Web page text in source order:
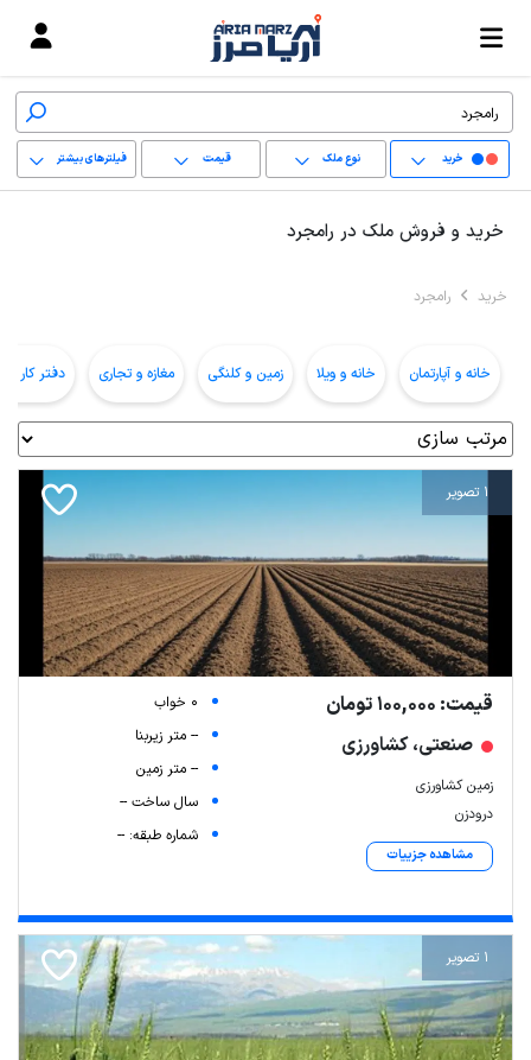
خرید نوع ملک قیمت فیلترهای بیشتر
خرید و فروش ملک در رامجرد
خرید رامجرد
خانه و آپارتمان خانه و ویلا زمین و کلنگی مغازه و تجاری دفتر کار و
1 تصویر
قیمت: 100,000 تومان
صنعتی، کشاورزی
زمین کشاورزی
درودزن
مشاهده جزییات
0 خواب
-- متر زیربنا
-- متر زمین
سال ساخت --
شماره طبقه: --
1 تصویر